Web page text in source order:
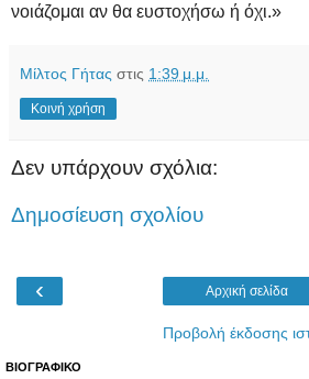
νοιάζομαι αν θα ευστοχήσω ή όχι.»
Μίλτος Γήτας στις 1:39 μ.μ.
Κοινή χρήση
Δεν υπάρχουν σχόλια:
Δημοσίευση σχολίου
‹ Αρχική σελίδα
Προβολή έκδοσης
ΒΙΟΓΡΑΦΙΚΟ